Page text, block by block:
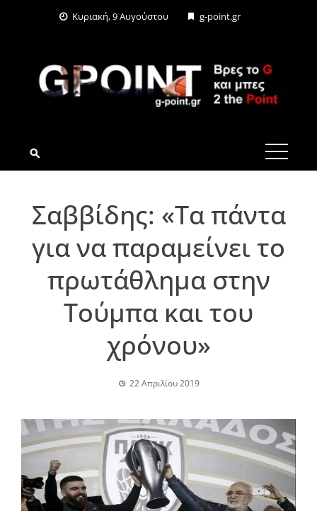
Κυριακή, 9 Αυγούστου g-point.gr
G-POINT.GR
Σαββίδης: «Τα πάντα
για να παραμείνει το
πρωτάθλημα στην
Τούμπα και του
χρόνου»
22 Απριλίου 2019